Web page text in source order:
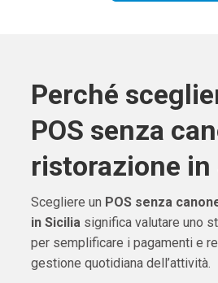
Perché
POS senza
ristorazione in
Scegliere un POS senza
in Siciliasignifica valutare uno
per semplificare i pagamenti e
gestione quotidiana dell’attività.